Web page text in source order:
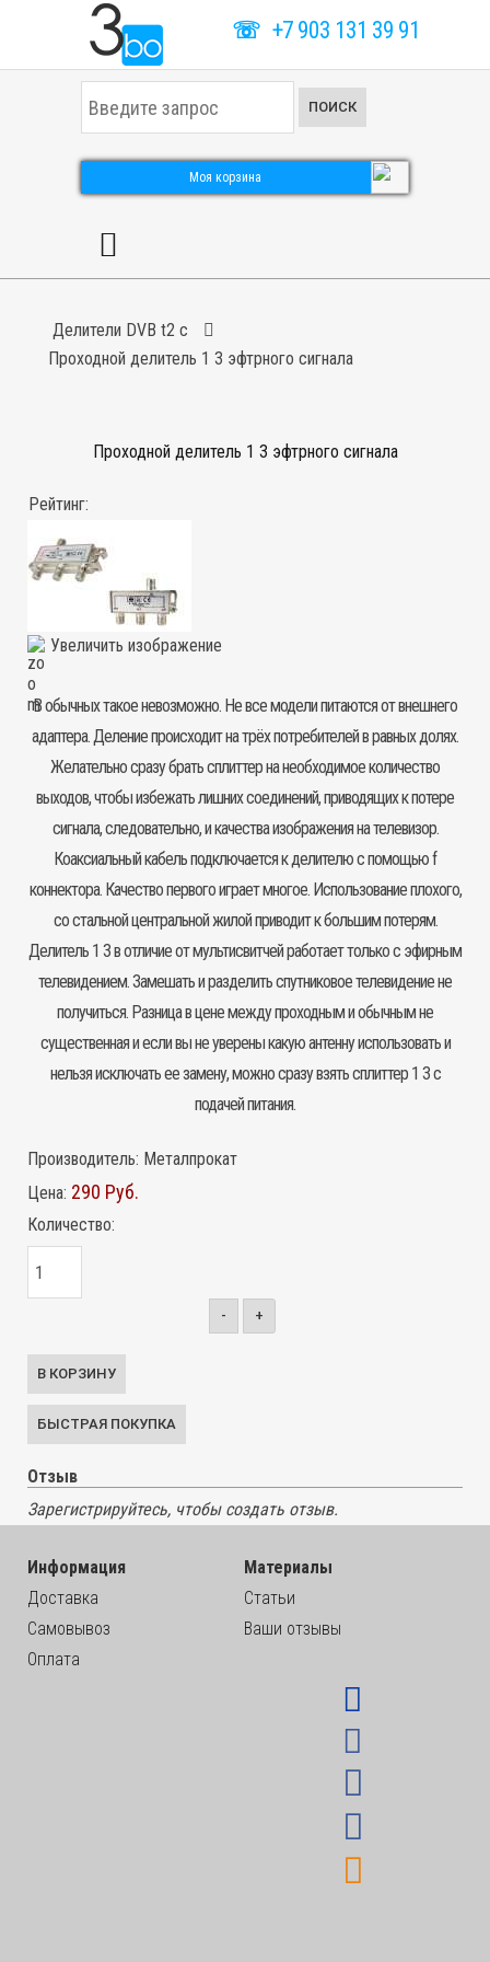
☏ +7 903 131 39 91
к
а
ь
ПОИСК
Моя корзина
Делители DVB t2 c
Проходной делитель 1 3 эфтрного сигнала
Проходной делитель 1 3 эфтрного сигнала
Рейтинг:
Увеличить изображение
В обычных такое невозможно. Не все модели питаются от внешнего
адаптера. Деление происходит на трёх потребителей в равных долях.
Желательно сразу брать сплиттер на необходимое количество
выходов, чтобы избежать лишних соединений, приводящих к потере
сигнала, следовательно, и качества изображения на телевизор.
Коаксиальный кабель подключается к делителю с помощью f
коннектора. Качество первого играет многое. Использование плохого,
со стальной центральной жилой приводит к большим потерям.
Делитель 1 3 в отличие от мультисвитчей работает только с эфирным
телевидением. Замешать и разделить спутниковое телевидение не
получиться. Разница в цене между проходным и обычным не
существенная и если вы не уверены какую антенну использовать и
нельзя исключать ее замену, можно сразу взятьсплиттер1 3 с
подачей питания.
Производитель: Металпрокат
Цена: 290 Руб.
Количество:
- +
Отзыв
Зарегистрируйтесь, чтобы создать отзыв.
Информация
Доставка
Самовывоз
Оплата
Материалы
Статьи
Ваши отзывы